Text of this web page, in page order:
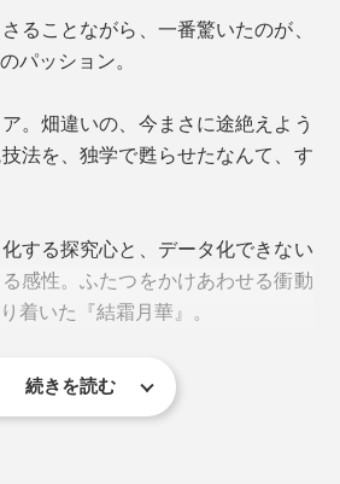
古民家カフェの趣に。
、乾燥時間によって、模様が変わ
霜月華』のような繊細な模様につ
」を目にした時、その美しさに思
ることながら、一番驚いたのが、
パッション。
。畑違いの、今まさに途絶えよう
法を、独学で甦らせたなんて、す
する探究心と、データ化できない
感性。ふたつをかけあわせる衝動
着いた『結霜月華』。
人の手になじんでいることでしょ
続きを読む